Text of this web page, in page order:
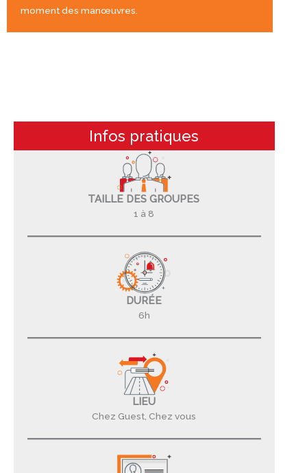
moment des manœuvres.
Infos pratiques
TAILLE DES GROUPES
1 à 8
DURÉE
6h
LIEU
Chez Guest, Chez vous